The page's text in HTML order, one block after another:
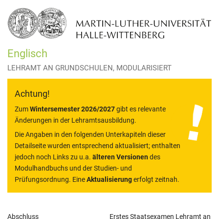
Englisch
LEHRAMT AN GRUNDSCHULEN, MODULARISIERT
Achtung!
ZumWintersemester 2026/2027gibt es relevante
Änderungen in der Lehramtsausbildung.
Die Angaben in den folgenden Unterkapiteln dieser
Detailseite wurden entsprechend aktualisiert; enthalten
jedoch noch Links zu u.a. älteren Versionendes
Modulhandbuchs und der Studien- und
Prüfungsordnung. EineAktualisierungerfolgt zeitnah.
Allgemeine
Abschluss Erstes Staatsexamen Lehramt an